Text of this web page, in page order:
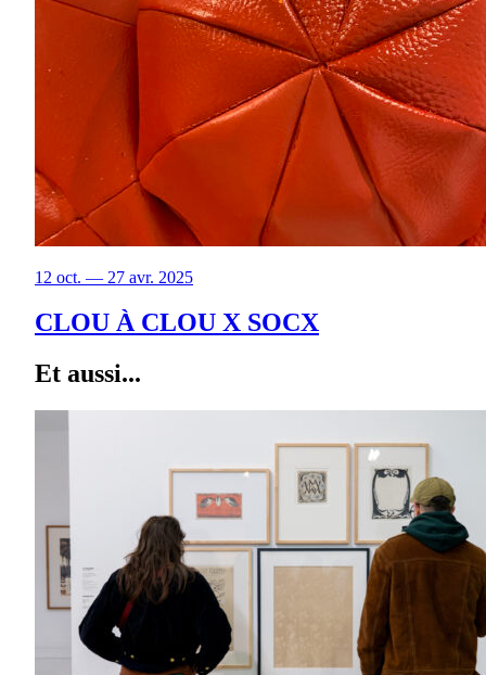
12 oct. — 27 avr. 2025
CLOU À CLOU X SOCX
Et aussi...